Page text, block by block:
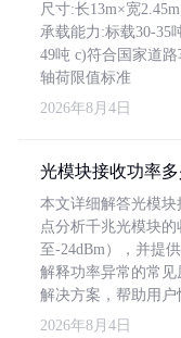
尺寸:长13m×宽
承载能力:标载30-35
49吨 c)符合国家道
轴荷限值标准
2026年8月4日
光模块接收功率
本文详细解答光模
点分析千兆光模块
至-24dBm），并提
解释功率异常的常
解决方案，帮助用户
2026年8月4日